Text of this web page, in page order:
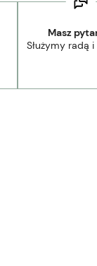
Masz
Służymy radą